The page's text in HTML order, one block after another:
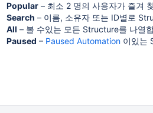
Popular – 최소 2 명의 사용자가 즐겨
Search – 이름, 소유자 또는 ID별로
All – 볼 수있는 모든 Structure를 나열
Paused – Paused Automation 이있는